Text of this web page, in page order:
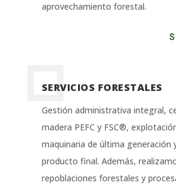
aprovechamiento forestal.
SERVICIOS FORESTALES
Gestión administrativa integral,
madera PEFC y FSC®,
maquinaria de última generación
producto final. Además,
repoblaciones forestales y